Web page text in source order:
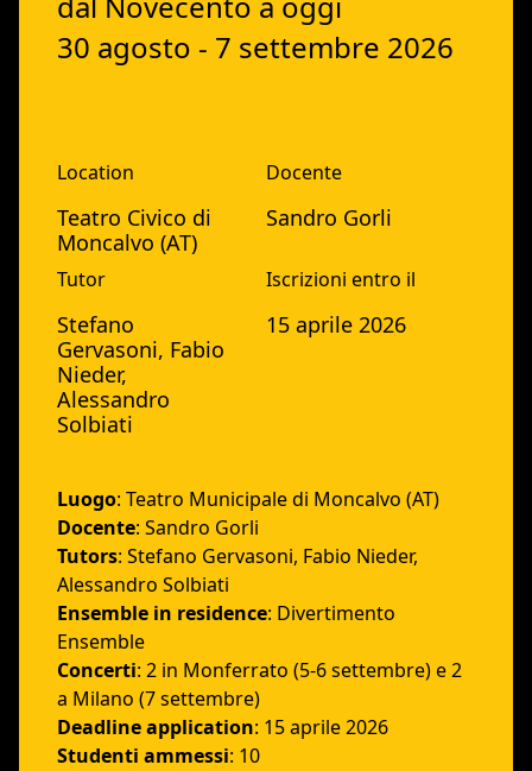
30 agosto - 7 settembre 2026
Location
Teatro Civico di
Moncalvo (AT)
Docente
Sandro Gorli
Tutor
Stefano
Gervasoni, Fabio
Nieder,
Alessandro
Solbiati
Iscrizioni entro il
15 aprile 2026
Luogo: Teatro Municipale di Moncalvo (AT)
Docente: Sandro Gorli
Tutors: Stefano Gervasoni, Fabio Nieder,
Alessandro Solbiati
Ensemble in residence: Divertimento
Ensemble
Concerti: 2 in Monferrato (5-6 settembre) e 2
a Milano (7 settembre)
Deadline application: 15 aprile 2026
Studenti ammessi: 10